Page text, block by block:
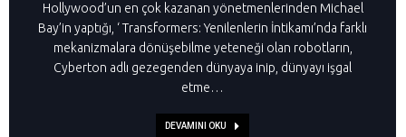
Hollywood’un en çok kazanan yönetmenlerinden Michael
Bay’in yaptığı, ‘ Transformers: Yenilenlerin İntikamı’nda farklı
mekanizmalara dönüşebilme yeteneği olan robotların,
Cyberton adlı gezegenden dünyaya inip, dünyayı işgal
etme…
DEVAMINI OKU